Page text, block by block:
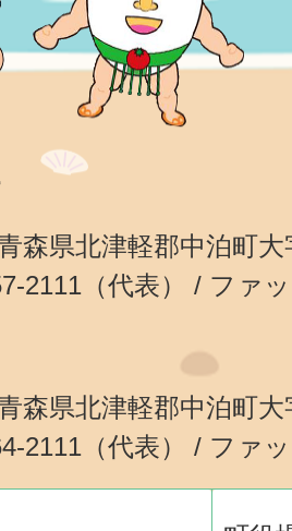
森県北津軽郡中泊町大
2111（代表） / ファ
森県北津軽郡中泊町大
2111（代表） / ファ